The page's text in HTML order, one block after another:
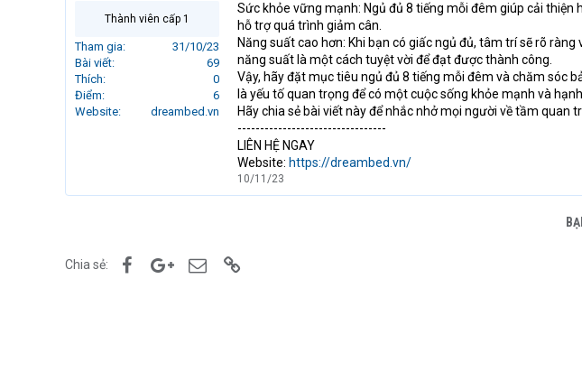
Thành viên cấp 1
Tham gia
31/10/23
Bài viết
69
Thích
0
Điểm
6
Website
dreambed.vn
Sức khỏe vững mạnh: Ngủ đủ 8 tiếng mỗi đêm giúp cải thiện
hỗ trợ quá trình giảm cân.
Năng suất cao hơn: Khi bạn có giấc ngủ đủ, tâm trí sẽ rõ
năng suất là một cách tuyệt vời để đạt được thành công.
Vậy, hãy đặt mục tiêu ngủ đủ 8 tiếng mỗi đêm và chăm sóc
là yếu tố quan trọng để có một cuộc sống khỏe mạnh và
Hãy chia sẻ bài viết này để nhắc nhở mọi người về tầm quan
---------------------------------
LIÊN HỆ NGAY
Website: https://dreambed.vn/
10/11/23
Chia sẻ: FacebookGoogle+Email